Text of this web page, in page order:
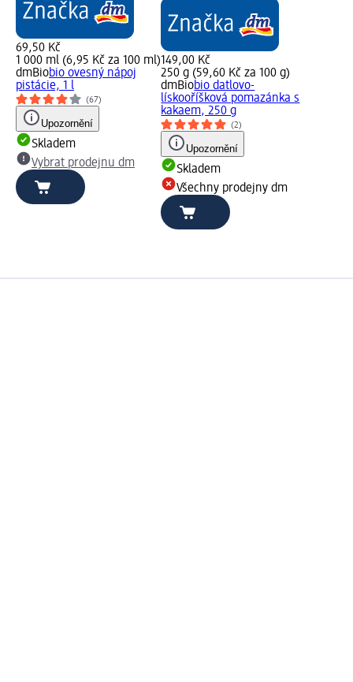
69,50 Kč
1 000 ml (6,95 Kč za 100 ml)
dmBiobio ovesný nápoj
pistácie, 1 l
(67)
Upozornění
Skladem
Vybrat prodejnu dm
149,00 Kč
250 g (59,60 Kč za 100 g)
dmBiobio datlovo-
lískooříšková pomazánka s
kakaem, 250 g
(2)
Upozornění
Skladem
Všechny prodejny dm